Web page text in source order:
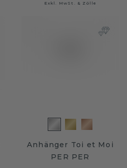
Exkl. MwSt. & Zölle
Anhänger Toi et Moi
PER PER